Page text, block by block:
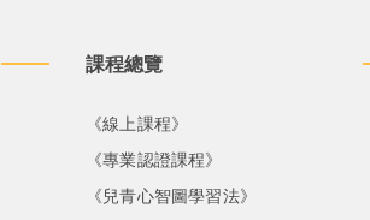
課程總覽
《線上課程》
《專業認證課程》
《兒青心智圖學習法》